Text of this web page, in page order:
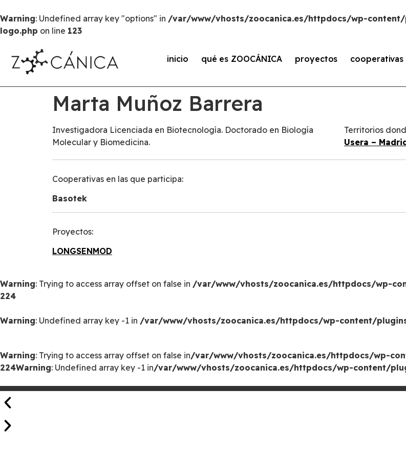
Warning: Undefined array key "options" in /var/www/vhosts/zoocanica.es/httpdocs/wp-
logo.php on line 123
inicio qué es ZOOCÁNICA proyectos cooperativas
Marta Muñoz Barrera
Investigadora Licenciada en Biotecnología. Doctorado en Biología
Molecular y Biomedicina.
Territorios
Usera –
Cooperativas en las que participa:
Basotek
Proyectos:
LONGSENMOD
Warning: Trying to access array offset on false in /var/www/vhosts/zoocanica.es/httpdocs/wp-
224
Warning: Undefined array key -1 in /var/www/vhosts/zoocanica.es/httpdocs/wp-content/
Warning: Trying to access array offset on false in/var/www/vhosts/zoocanica.es/httpdocs/wp-
224Warning: Undefined array key -1 in/var/www/vhosts/zoocanica.es/httpdocs/wp-content/